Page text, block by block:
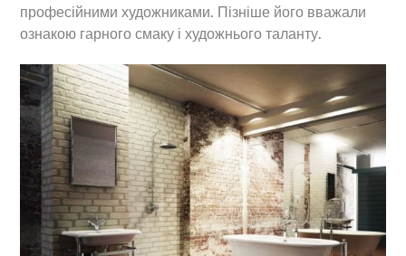
професійними художниками. Пізніше його вважали
ознакою гарного смаку і художнього таланту.